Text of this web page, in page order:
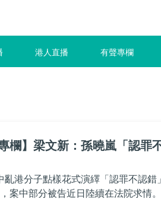
港人直播 有聲專欄
欄】梁文新：孫曉嵐「認罪
亂港分子點樣花式演繹「認罪不認錯
案中部分被告近日陸續在法院求情